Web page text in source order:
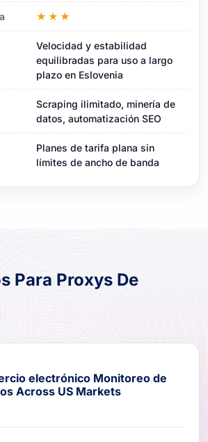
★★★
Velocidad y estabilidad
equilibradas para uso a largo
plazo en Eslovenia
Scraping ilimitado, minería de
datos, automatización SEO
Planes de tarifa plana sin
límites de ancho de banda
Para Proxys De
electrónico Monitoreo de
Across US Markets